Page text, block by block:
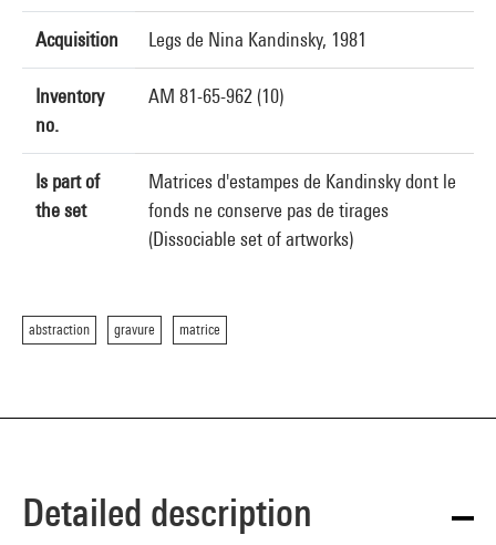
Acquisition Legs de Nina Kandinsky, 1981
Inventory
no.
AM 81-65-962 (10)
Is part of
the set
Matrices d'estampes de Kandinsky dont le
fonds ne conserve pas de tirages
(Dissociable set of artworks)
abstraction gravure matrice
Detailed description